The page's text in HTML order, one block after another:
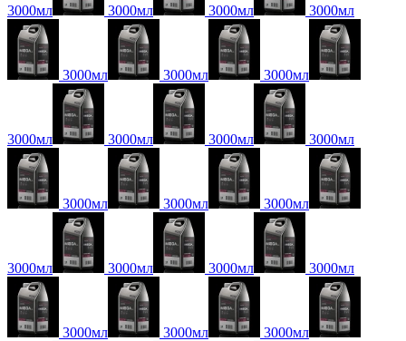
3000мл 3000мл 3000мл 3000мл
3000мл 3000мл 3000мл
3000мл 3000мл 3000мл 3000мл
3000мл 3000мл 3000мл
3000мл 3000мл 3000мл 3000мл
3000мл 3000мл 3000мл